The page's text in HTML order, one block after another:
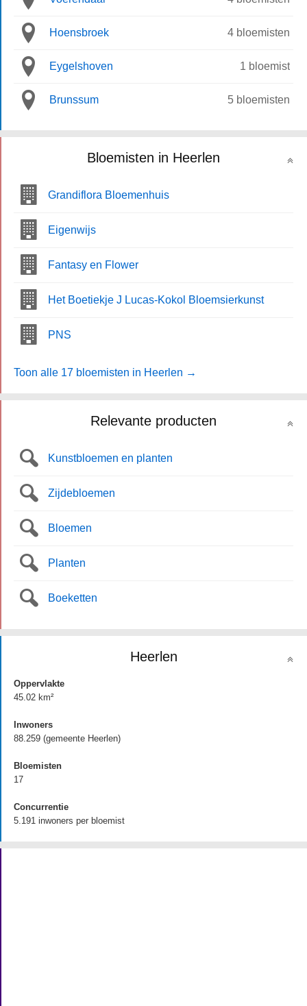
Hoensbroek 4 bloemisten
Eygelshoven 1 bloemist
Brunssum 5 bloemisten
Bloemisten in Heerlen
Grandiflora Bloemenhuis
Eigenwijs
Fantasy en Flower
Het Boetiekje J Lucas-Kokol Bloemsierkunst
PNS
Toon alle 17 bloemisten in Heerlen →
Relevante producten
Kunstbloemen en planten
Zijdebloemen
Bloemen
Planten
Boeketten
Heerlen
Oppervlakte
45.02 km²
Inwoners
88.259 (gemeente Heerlen)
Bloemisten
17
Concurrentie
5.191 inwoners per bloemist